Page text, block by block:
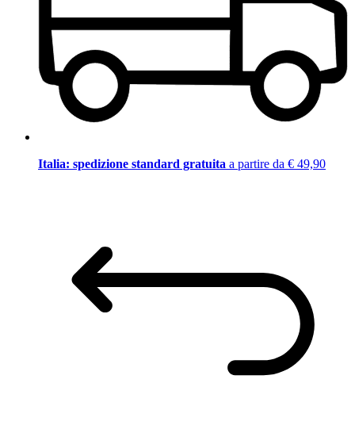
Italia: spedizione standard gratuita a partire da € 49,90